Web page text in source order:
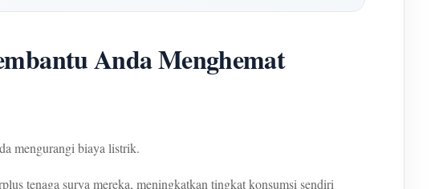
Anda Menghemat
mengurangi biaya listrik.
tenaga surya mereka, meningkatkan tingkat konsumsi sendiri